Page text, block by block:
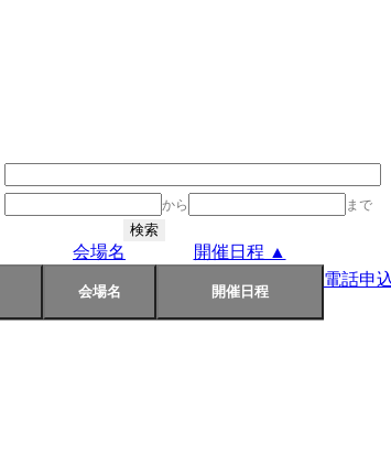
から まで
会場名
開催日程 ▲
電話申